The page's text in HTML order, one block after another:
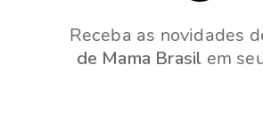
Receba as novidades
de Mama Brasil em